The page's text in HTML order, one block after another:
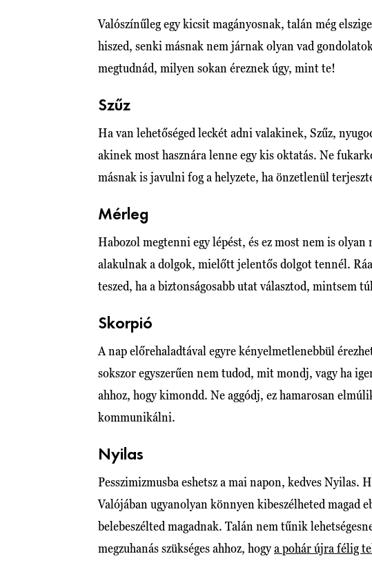
Valószínűleg egy kicsit magányosnak, talán még
hiszed, senki másnak nem járnak olyan vad
megtudnád, milyen sokan éreznek úgy, mint te!
Szűz
Ha van lehetőséged leckét adni valakinek, Szűz,
akinek most hasznára lenne egy kis oktatás. Ne
másnak is javulni fog a helyzete, ha önzetlenül
Mérleg
Habozol megtenni egy lépést, és ez most nem is
alakulnak a dolgok, mielőtt jelentős dolgot tennél.
teszed, ha a biztonságosabb utat választod, mintsem
Skorpió
A nap előrehaladtával egyre kényelmetlenebbül
sokszor egyszerűen nem tudod, mit mondj, vagy ha
ahhoz, hogy kimondd. Ne aggódj, ez hamarosan
kommunikálni.
Nyilas
Pesszimizmusba eshetsz a mai napon, kedves
Valójában ugyanolyan könnyen kibeszélheted magad
belebeszélted magadnak. Talán nem tűnik
megzuhanás szükséges ahhoz, hogya pohár újra félig